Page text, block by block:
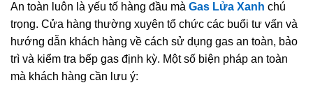
An toàn luôn là yếu tố hàng đầu mà Gas Lửa Xanh chú
trọng. Cửa hàng thường xuyên tổ chức các buổi tư vấn và
hướng dẫn khách hàng về cách sử dụng gas an toàn, bảo
trì và kiểm tra bếp gas định kỳ. Một số biện pháp an toàn
mà khách hàng cần lưu ý: